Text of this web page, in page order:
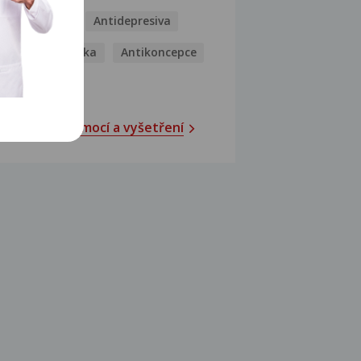
Antibiotika Antidepresiva
Antihistaminika Antikoncepce
Katalog nemocí a vyšetření